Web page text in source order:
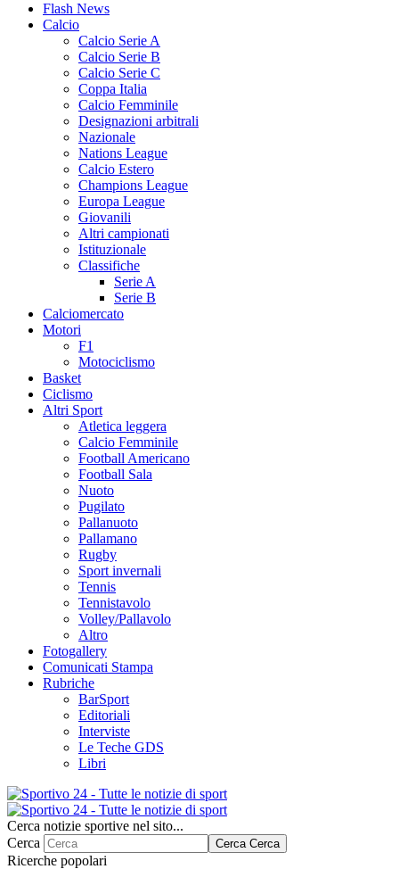
Flash News
Calcio
Calcio Serie A
Calcio Serie B
Calcio Serie C
Coppa Italia
Calcio Femminile
Designazioni arbitrali
Nazionale
Nations League
Calcio Estero
Champions League
Europa League
Giovanili
Altri campionati
Istituzionale
Classifiche
Serie A
Serie B
Calciomercato
Motori
F1
Motociclismo
Basket
Ciclismo
Altri Sport
Atletica leggera
Calcio Femminile
Football Americano
Football Sala
Nuoto
Pugilato
Pallanuoto
Pallamano
Rugby
Sport invernali
Tennis
Tennistavolo
Volley/Pallavolo
Altro
Fotogallery
Comunicati Stampa
Rubriche
BarSport
Editoriali
Interviste
Le Teche GDS
Libri
Cerca notizie sportive nel sito...
Cerca
Cerca Cerca
Ricerche popolari